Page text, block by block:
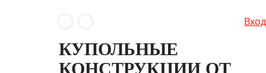
Вход
КУПОЛЬНЫЕ
КОНСТРУКЦИИ ОТ